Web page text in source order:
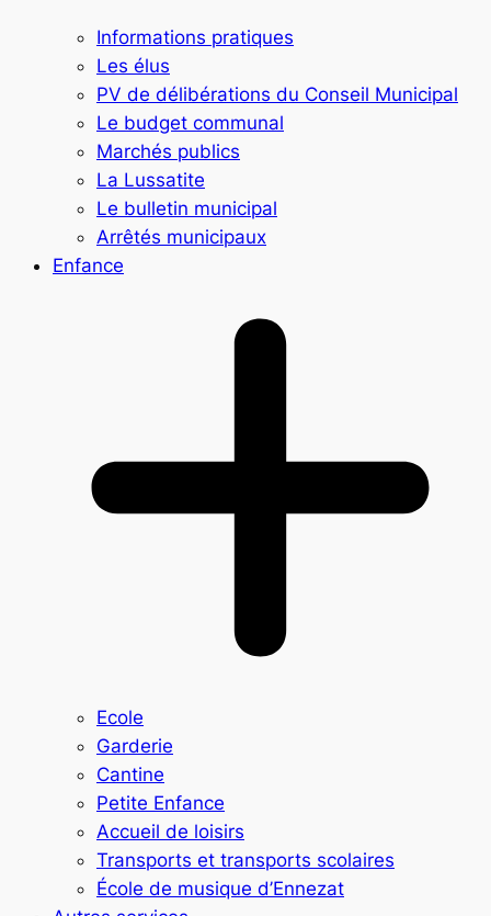
Informations pratiques
Les élus
PV de délibérations du Conseil Municipal
Le budget communal
Marchés publics
La Lussatite
Le bulletin municipal
Arrêtés municipaux
Enfance
Ecole
Garderie
Cantine
Petite Enfance
Accueil de loisirs
Transports et transports scolaires
École de musique d’Ennezat